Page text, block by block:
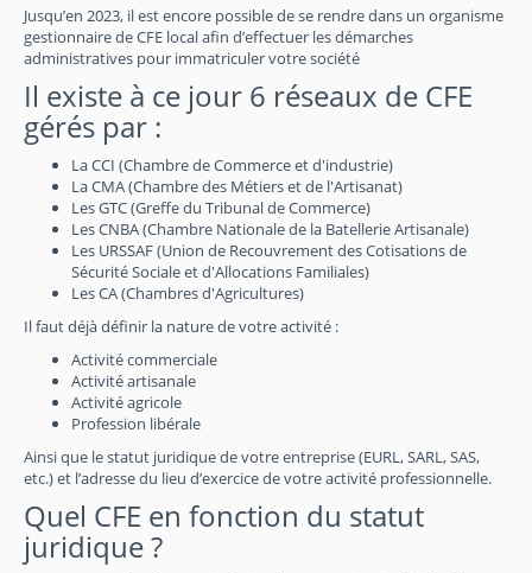
Jusqu’en 2023, il est encore possible de se rendre dans un organisme
gestionnaire de CFE local afin d’effectuer les démarches
administratives pour immatriculer votre société
Il existe à ce jour 6 réseaux de CFE
gérés par :
La CCI (Chambre de Commerce et d'industrie)
La CMA (Chambre des Métiers et de l'Artisanat)
Les GTC (Greffe du Tribunal de Commerce)
Les CNBA (Chambre Nationale de la Batellerie Artisanale)
Les URSSAF (Union de Recouvrement des Cotisations de
Sécurité Sociale et d'Allocations Familiales)
Les CA (Chambres d'Agricultures)
Il faut déjà définir la nature de votre activité :
Activité commerciale
Activité artisanale
Activité agricole
Profession libérale
Ainsi que le statut juridique de votre entreprise (EURL, SARL, SAS,
etc.) et l’adresse du lieu d’exercice de votre activité professionnelle.
Quel CFE en fonction du statut
juridique ?